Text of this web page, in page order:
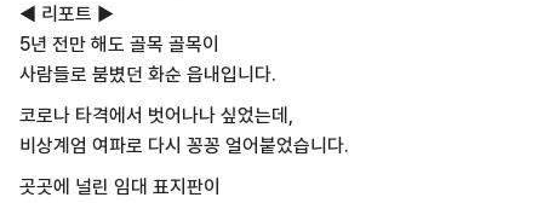
◀ 리포트 ▶
5년 전만 해도 골목 골목이
사람들로 붐볐던 화순 읍내입니다.
코로나 타격에서 벗어나나 싶었는데,
비상계엄 여파로 다시 꽁꽁 얼어붙었습니다.
곳곳에 널린 임대 표지판이